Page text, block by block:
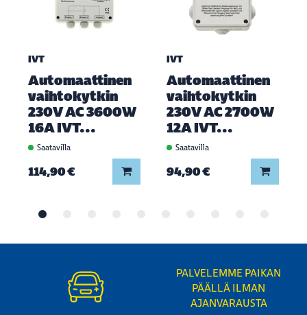
IVT
Automaattinen
vaihtokytkin
230V AC 3600W
16A IVT...
Saatavilla
114,90 € Lisää koriin
IVT
Automaattinen
vaihtokytkin
230V AC 2700W
12A IVT...
Saatavilla
94,90 € Lisää
PALVELEMME PAIKAN
PÄÄLLÄ ILMAN
AJANVARAUSTA